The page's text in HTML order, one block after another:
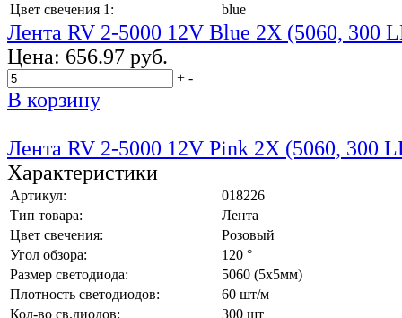
Цвет свечения 1:
blue
Лента RV 2-5000 12V Blue 2X (5060, 300
Цена: 656.97 руб.
+ -
В корзину
Лента RV 2-5000 12V Pink 2X (5060, 300
Характеристики
Артикул:
018226
Тип товара:
Лента
Цвет свечения:
Розовый
Угол обзора:
120 °
Размер светодиода:
5060 (5x5мм)
Плотность светодиодов:
60 шт/м
Кол-во св.диодов:
300 шт